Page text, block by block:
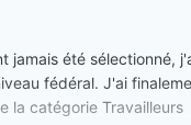
jamais été sélectionné,
fédéral. J'ai
la catégorie Travailleurs